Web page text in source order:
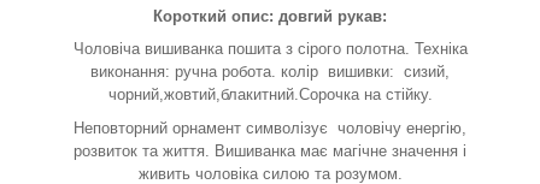
Короткий опис: довгий рукав:
Чоловіча вишиванка пошита з сірого полотна. Техніка
виконання: ручна робота. колір вишивки: сизий,
чорний,жовтий,блакитний.Сорочка на стійку.
Неповторний орнамент символізує чоловічу енергію,
розвиток та життя. Вишиванка має магічне значення і
живить чоловіка силою та розумом.